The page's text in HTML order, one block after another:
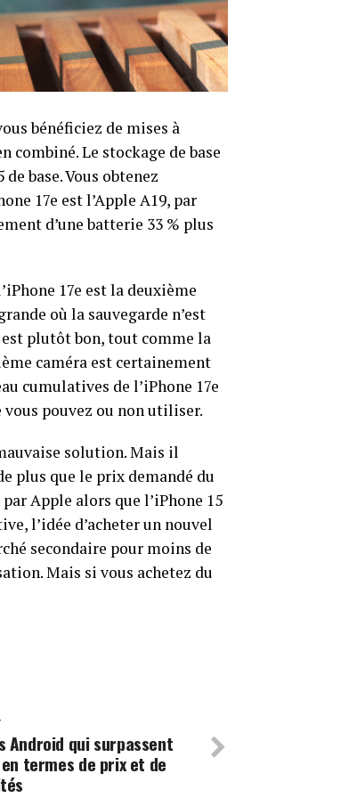
bénéficiez de mises à
Le stockage de base
base. Vous obtenez
17e est l’Apple A19, par
d’une batterie 33 % plus
17e est la deuxième
où la sauvegarde n’est
est plutôt bon, tout comme la
caméra est certainement
cumulatives de l’iPhone 17e
pouvez ou non utiliser.
solution. Mais il
plus que le prix demandé du
Apple alors que l’iPhone 15
l’idée d’acheter un nouvel
secondaire pour moins de
Mais si vous achetez du
Android qui surpassent
en termes de prix et de